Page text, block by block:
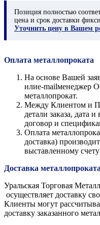
Позиция полностью
цена и срок доставки
Уточнить цену в Вашем
Оплата металлопроката
На основе Вашей
илиe-mailменеджер
металлопрокат.
Между Клиентом и
детали заказа, дата
договор и
Оплата
доставка)
выставленному
Доставка металлопроката
Уральская Торговая
осуществляет доставку
Клиенты могут
доставку заказанного